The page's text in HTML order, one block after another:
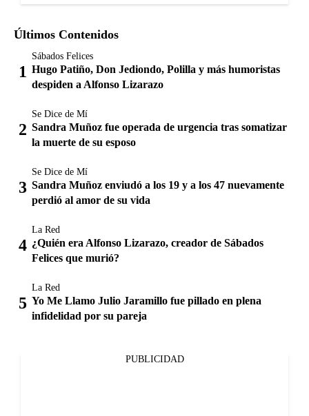
Últimos Contenidos
Sábados Felices
Hugo Patiño, Don Jediondo, Polilla y más humoristas
despiden a Alfonso Lizarazo
Se Dice de Mí
Sandra Muñoz fue operada de urgencia tras somatizar
la muerte de su esposo
Se Dice de Mí
Sandra Muñoz enviudó a los 19 y a los 47 nuevamente
perdió al amor de su vida
La Red
¿Quién era Alfonso Lizarazo, creador de Sábados
Felices que murió?
La Red
Yo Me Llamo Julio Jaramillo fue pillado en plena
infidelidad por su pareja
PUBLICIDAD